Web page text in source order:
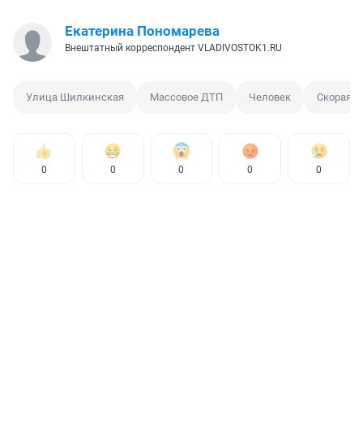
Екатерина Пономарева
Внештатный корреспондент VLADIVOSTOK1.RU
Улица Шилкинская Массовое ДТП Человек Скорая
0 0 0 0 0